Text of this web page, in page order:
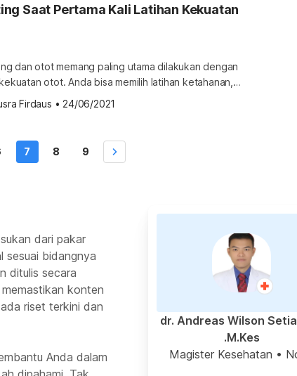
Saat Pertama Kali Latihan Kekuatan
dan otot memang paling utama dilakukan dengan
otot. Anda bisa memilih latihan ketahanan,
pilometrik (latihan melompat). Namun, sebelum
tersebut, Anda perlu mempersiapkan beberapa hal.
lebih lama karena mengurangi risiko terkena […]
Firdaus • 24/06/2021
7 8 9
dari pakar
sesuai bidangnya
ditulis secara
konten
riset terkini dan
Anda dalam
dr. Andreas Wilson
M.Kes.
Magister Kesehatan •